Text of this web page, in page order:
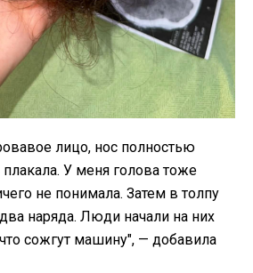
лицо, нос полностью
У меня голова тоже
не понимала. Затем в толпу
наряда. Люди начали на них
сожгут машину", — добавила